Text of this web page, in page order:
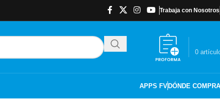
Trabaja con Nosotros
0
APPS FVDÓNDE